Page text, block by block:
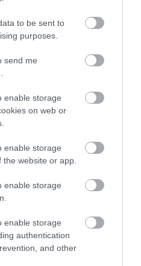
to be sent to
purposes.
send me
enable storage
on web or
enable storage
website or app.
enable storage
enable storage
authentication
and other
Maseratit?
a Maserati Alfieri